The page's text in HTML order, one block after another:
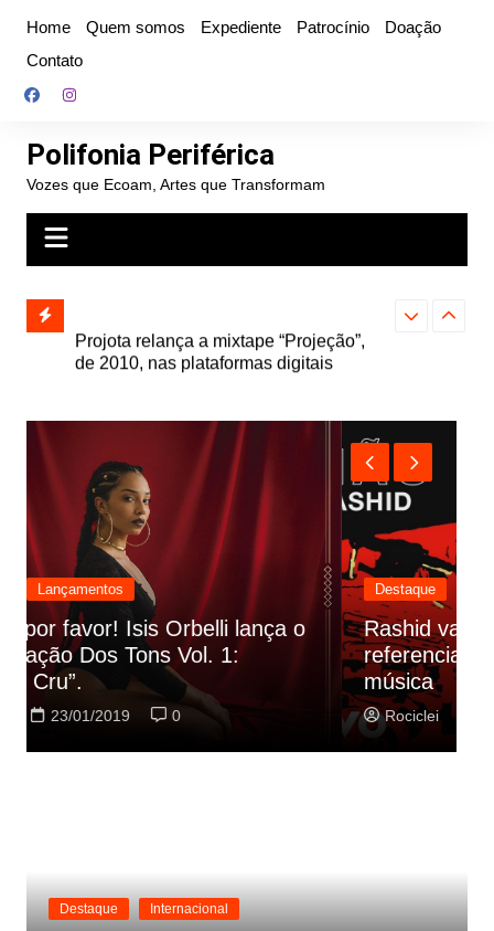
conteúdo
Home Quem somos Expediente Patrocínio
Doação
Contato
Polifonia Periférica
Vozes que Ecoam, Artes que Transformam
e abre
autoral,
de 2010, nas plataformas digitais
Farofa
Destaque Lançamentos
Rashid vai buscar nos HQs as
referencias do clipe de sua nova
música
Rociclei 22/01/2019
Destaque Internacional